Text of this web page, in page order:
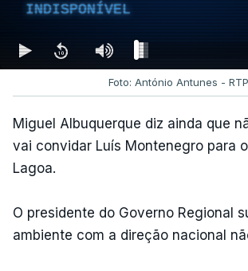
INDISPONÍVEL
Foto: António Antunes - RTP
Miguel Albuquerque diz ainda que
vai convidar Luís Montenegro para
Lagoa.
O presidente do Governo Regional
ambiente com a direção nacional